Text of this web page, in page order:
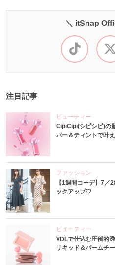
＼ itSnap
注目記事
ビューティー
CipiCipi(シピシピ)の
パー＆ティントで叶
ファッション
【1週間コーデ】7／
ックアップ♡
ビューティー
VDLで仕込む圧倒的
リキッド＆バームチ